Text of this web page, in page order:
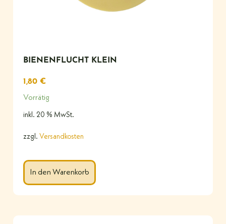
BIENENFLUCHT KLEIN
1,80 €
Vorrätig
inkl. 20 % MwSt.
zzgl. Versandkosten
In den Warenkorb